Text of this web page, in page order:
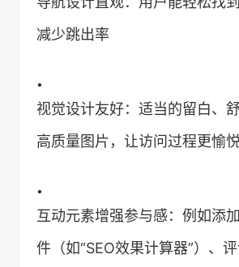
减少跳出率
•
视觉设计友好：适当的留白、舒
高质量图片，让访问过程更愉
•
互动元素增强参与感：例如添
件（如“SEO效果计算器”）、